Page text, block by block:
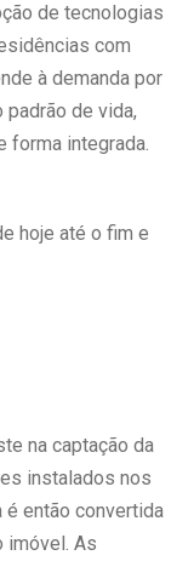
de tecnologias
com
à demanda por
de vida,
forma integrada.
hoje até o fim e
na captação da
instalados nos
então convertida
imóvel. As